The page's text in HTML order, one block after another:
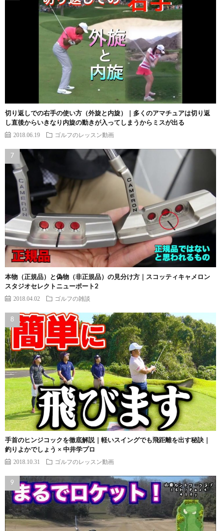
切り返しでの右手の使い方（外旋と内旋）｜多くのアマチュアは切り返
し直後からいきなり内旋の動きが入ってしまうからミスが出る
2018.06.19 ゴルフのレッスン動画
本物（正規品）と偽物（非正規品）の見分け方｜スコッティキャメロン
スタジオセレクトニューポート2
2018.04.02 ゴルフの雑談
手首のヒンジコックを徹底解説｜軽いスイングでも飛距離を出す秘訣｜
釣りよかでしょう × 中井学プロ
2018.10.31 ゴルフのレッスン動画